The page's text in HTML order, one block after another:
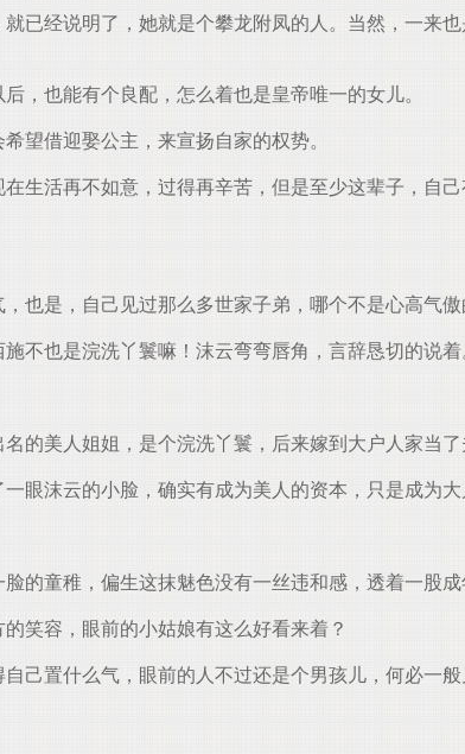
已经说明了，她就是个攀龙附凤的人。当然，一来
，也能有个良配，怎么着也是皇帝唯一的女儿。
望借迎娶公主，来宣扬自家的权势。
生活再不如意，过得再辛苦，但是至少这辈子，自
也是，自己见过那么多世家子弟，哪个不是心高气傲
不也是浣洗丫鬟嘛！沫云弯弯唇角，言辞恳切的说着
的美人姐姐，是个浣洗丫鬟，后来嫁到大户人家当了
眼沫云的小脸，确实有成为美人的资本，只是成为大
的童稚，偏生这抹魅色没有一丝违和感，透着一股
笑容，眼前的小姑娘有这么好看来着？
己置什么气，眼前的人不过还是个男孩儿，何必一般